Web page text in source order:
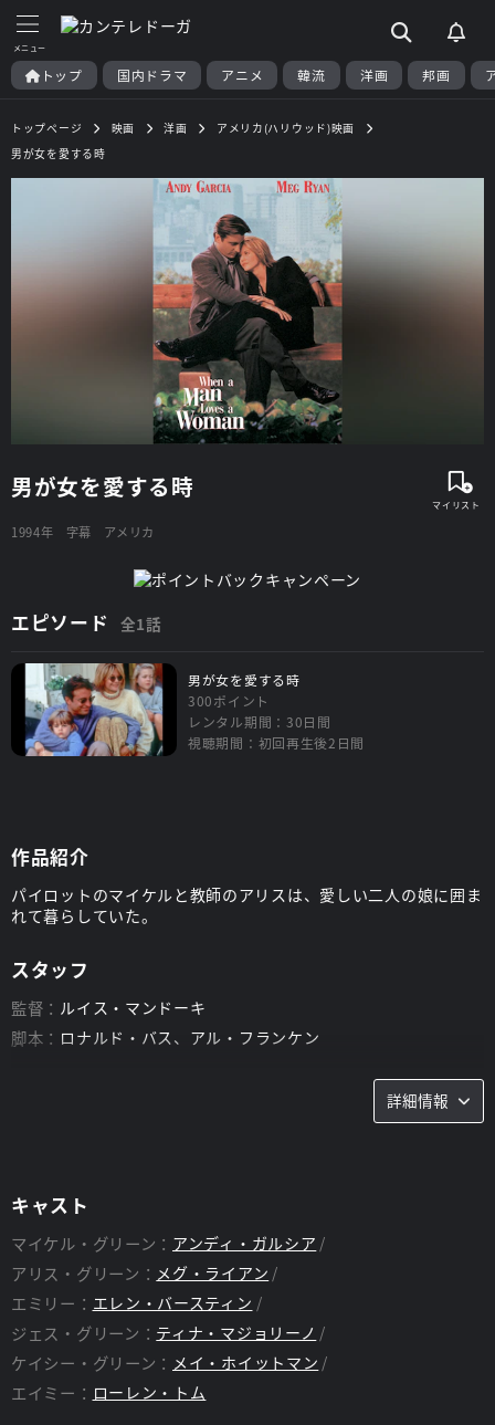
トップ 国内ドラマ アニメ 韓流 洋画 邦画
トップページ 映画 洋画
アメリカ(ハリウッド)映画
男が女を愛する時
男が女を愛する時
1994年 字幕 アメリカ
エピソード 全1話
男が女を愛する時
300ポイント
レンタル期間：30日間
視聴期間：初回再生後2日間
作品紹介
パイロットのマイケルと教師のアリスは、愛しい二人の娘に囲ま
れて暮らしていた。
スタッフ
監督： ルイス・マンドーキ
脚本： ロナルド・バス、アル・フランケン
詳細情報
キャスト
マイケル・グリーン： アンディ・ガルシア
アリス・グリーン： メグ・ライアン
エミリー： エレン・バースティン
ジェス・グリーン： ティナ・マジョリーノ
ケイシー・グリーン： メイ・ホイットマン
エイミー： ローレン・トム